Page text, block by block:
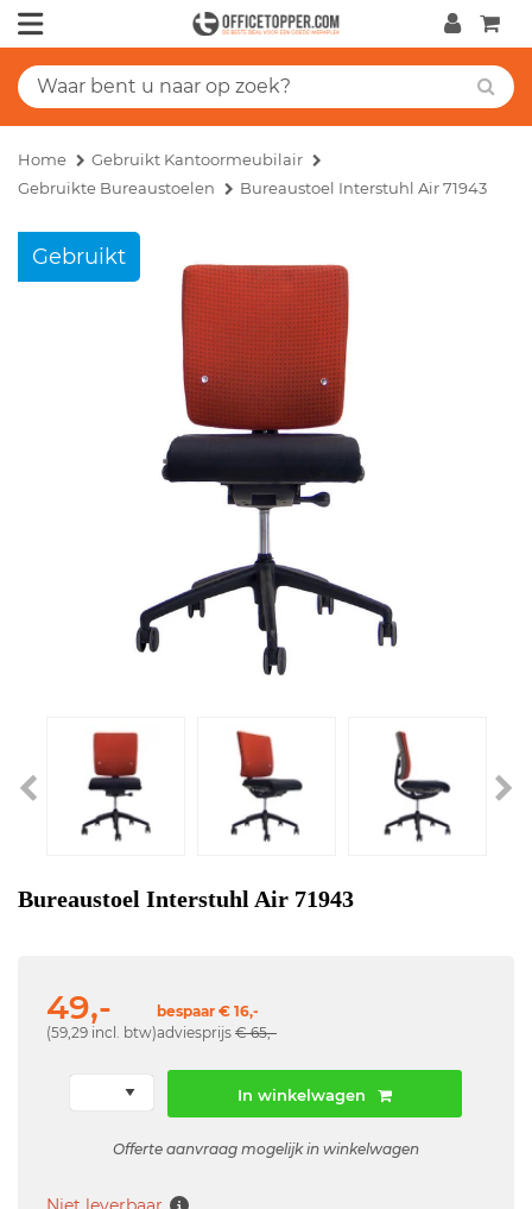
Home
Gebruikt Kantoormeubilair
Gebruikte Bureaustoelen
Bureaustoel Interstuhl Air 71943
Gebruikt
Bureaustoel Interstuhl Air 71943
49,-
(59,29 incl. btw)
bespaar € 16,-
adviesprijs € 65,-
In winkelwagen
Offerte aanvraag mogelijk in winkelwagen